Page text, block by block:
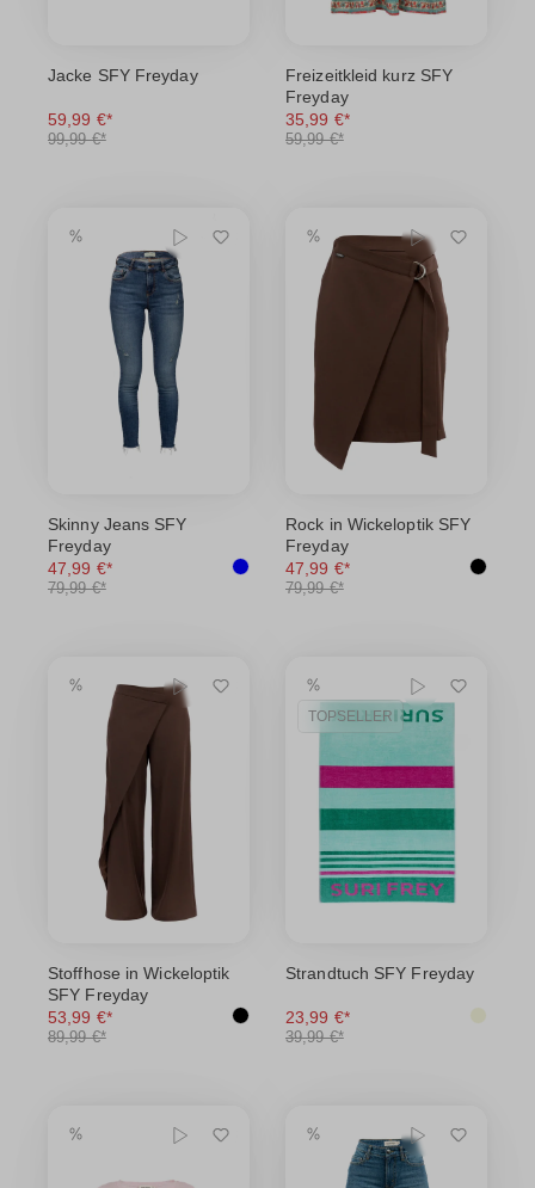
Jacke SFY Freyday
59,99 €*
99,99 €*
Freizeitkleid kurz SFY
Freyday
35,99 €*
59,99 €*
Skinny Jeans SFY
Freyday
47,99 €*
79,99 €*
Rock in Wickeloptik SFY
Freyday
47,99 €*
79,99 €*
Stoffhose in Wickeloptik
SFY Freyday
53,99 €*
89,99 €*
TOPSELLER
Strandtuch SFY Freyday
23,99 €*
39,99 €*